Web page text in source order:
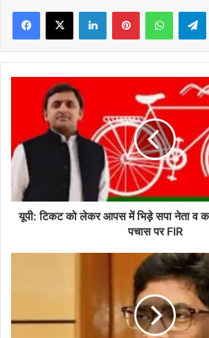
Facebook
X LinkedInPinterest
आपस
में
सपा
नेता
यूपी: टिकट को लेकर आपस में भिड़े सपा नेता व
पचास पर FIR
प्रस्तावों